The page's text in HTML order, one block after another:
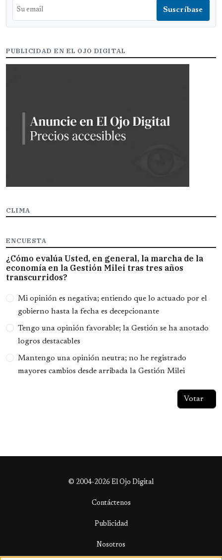
PUBLICIDAD EN EL OJO DIGITAL
CLIMA
ENCUESTA
¿Cómo evalúa Usted, en general, la marcha de la
economía en la Gestión Milei tras tres años
transcurridos?
Opciones
Mi opinión es negativa; entiendo que lo actuado por el
gobierno hasta la fecha es decepcionante
Tengo una opinión favorable; la Gestión se ha anotado
logros destacables
Mantengo una opinión neutra; no he registrado
mayores cambios desde arribada la Gestión Milei
© 2004-2026 El Ojo Digital
Contáctenos
Publicidad
Nosotros